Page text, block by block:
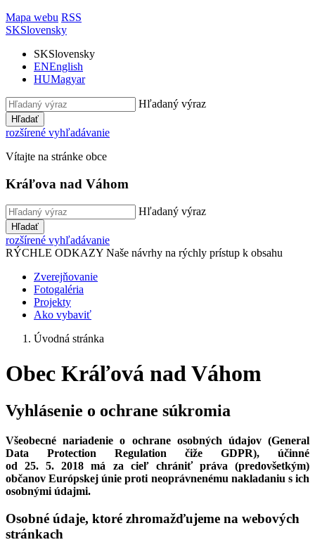
Mapa webu RSS
SKSlovensky
SKSlovensky
ENEnglish
HUMagyar
Hľadaný výraz
Hľadať
rozšírené vyhľadávanie
Vítajte na stránke obce
Kráľova nad Váhom
Hľadaný výraz
Hľadať
rozšírené vyhľadávanie
RÝCHLE ODKAZY Naše návrhy na rýchly prístup k obsahu
Zverejňovanie
Fotogaléria
Projekty
Ako vybaviť
Úvodná stránka
Obec Kráľová nad Váhom
Vyhlásenie o ochrane súkromia
Všeobecné nariadenie o ochrane osobných údajov (General
Data Protection Regulation čiže GDPR), účinné
od 25. 5. 2018 má za cieľ chrániť práva (predovšetkým)
občanov Európskej únie proti neoprávnenému nakladaniu s ich
osobnými údajmi.
Osobné údaje, ktoré zhromažďujeme na webových
stránkach